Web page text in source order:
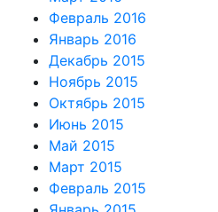
Февраль 2016
Январь 2016
Декабрь 2015
Ноябрь 2015
Октябрь 2015
Июнь 2015
Май 2015
Март 2015
Февраль 2015